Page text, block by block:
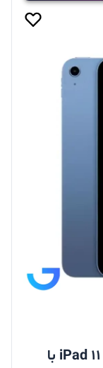
تبلت 11 اینچ اپل مدل iPad 11 2025 Wi-Fi با